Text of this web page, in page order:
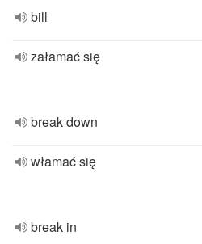
bill
załamać się
break down
włamać się
break in